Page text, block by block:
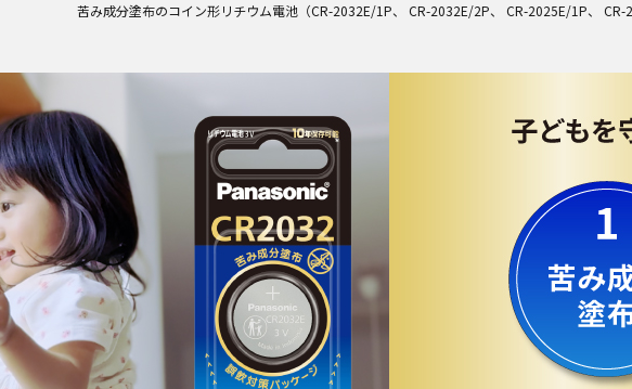
苦み成分塗布のコイン形リチウム電池（CR-2032E/1P、 CR-2032E/2P、 CR-2025E/1P、 CR-